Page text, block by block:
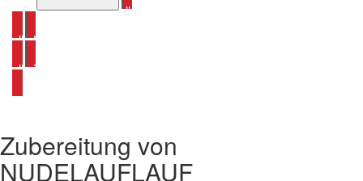
alle Nudelauflauf Rezepte ansehen
alle Hackfleisch Rezepte ansehen
alle Zucchini Rezepte ansehen
Zubereitung von
NUDELAUFLAUF